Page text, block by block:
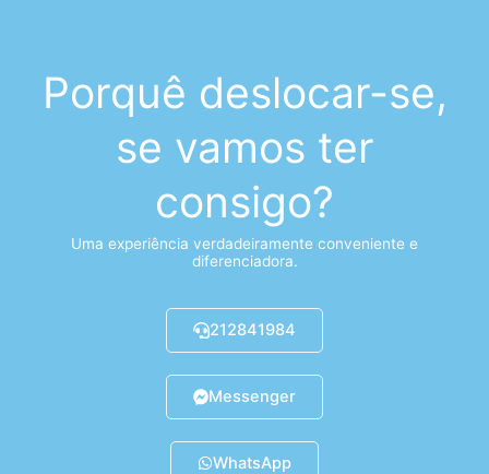
Porquê deslocar-se,
se vamos ter
consigo?
Uma experiência verdadeiramente conveniente e
diferenciadora.
212841984
Messenger
WhatsApp